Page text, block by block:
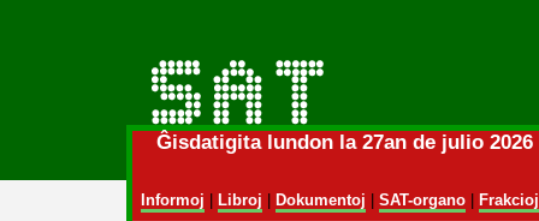
Ĝisdatigita lundon la 27an de julio
Informoj Libroj Dokumentoj SAT-organo| Frakcioj